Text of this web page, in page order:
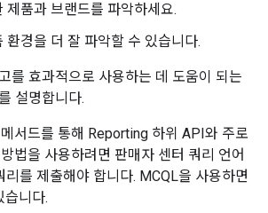
제품과 브랜드를 파악하세요.
환경을 더 잘 파악할 수 있습니다.
를 효과적으로 사용하는 데 도움이 되는
설명합니다.
메서드를 통해 Reporting 하위 API와 주로
법을 사용하려면 판매자 센터 쿼리 언어
를 제출해야 합니다. MCQL을 사용하면
습니다.